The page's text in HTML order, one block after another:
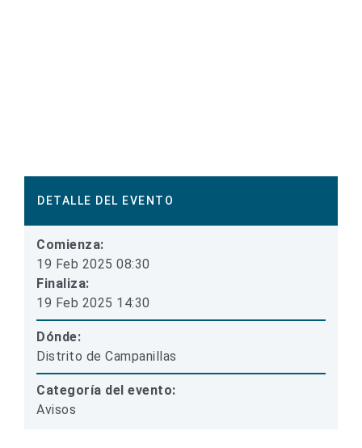
DETALLE DEL EVENTO
Comienza:
19 Feb 2025 08:30
Finaliza:
19 Feb 2025 14:30
Dónde:
Distrito de Campanillas
Categoría del evento:
Avisos